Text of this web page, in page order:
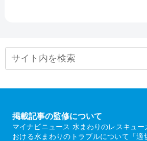
掲載記事の監修について
マイナビニュース 水まわりのレスキュ
おける水まわりのトラブルについて「適